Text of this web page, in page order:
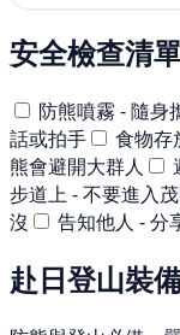
安全檢查清
防熊噴霧 - 隨身
話或拍手
食物存
熊會避開大群人
步道上 - 不要進入
沒
告知他人 - 分
赴日登山裝